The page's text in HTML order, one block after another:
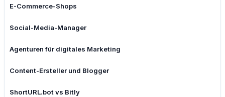
E-Commerce-Shops
Social-Media-Manager
Agenturen für digitales Marketing
Content-Ersteller und Blogger
ShortURL.bot vs Bitly